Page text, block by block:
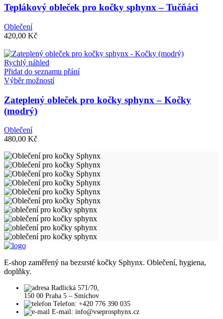
má
více
vybrat
na
stránce
produktu
Teplákový obleček pro kočky sphynx – Tučňáci
Oblečení
420,00 Kč
Rychlý náhled
Přidat do seznamu přání
Výběr možnostíTento
má
více
na
stránce
produktu
Zateplený obleček pro kočky sphynx – Kočky
(modrý)
Oblečení
480,00 Kč
E-shop zaměřený na bezsrsté kočky Sphynx. Oblečení, hygiena,
doplňky.
Radlická 571/70,
150 00 Praha 5 – Smíchov
Telefon: +420 776 390 035
E-mail: info@vseprosphynx.cz